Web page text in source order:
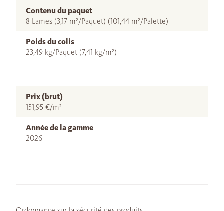
Contenu du paquet
8 Lames (3,17 m²/Paquet) (101,44 m²/Palette)
Poids du colis
23,49 kg/Paquet (7,41 kg/m²)
Prix (brut)
151,95 €/m²
Année de la gamme
2026